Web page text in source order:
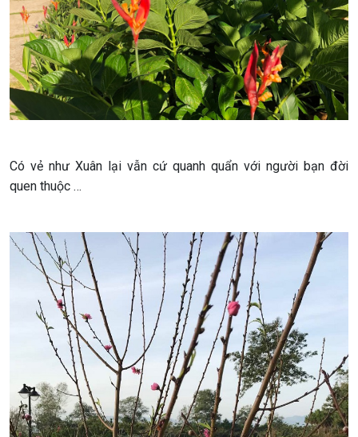
Có vẻ như Xuân lại vẫn cứ quanh quẩn với người bạn đời
quen thuộc …